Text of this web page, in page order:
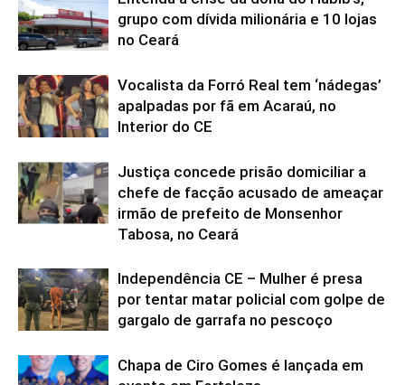
grupo com dívida milionária e 10 lojas
no Ceará
Vocalista da Forró Real tem ‘nádegas’
apalpadas por fã em Acaraú, no
Interior do CE
Justiça concede prisão domiciliar a
chefe de facção acusado de ameaçar
irmão de prefeito de Monsenhor
Tabosa, no Ceará
Independência CE – Mulher é presa
por tentar matar policial com golpe de
gargalo de garrafa no pescoço
Chapa de Ciro Gomes é lançada em